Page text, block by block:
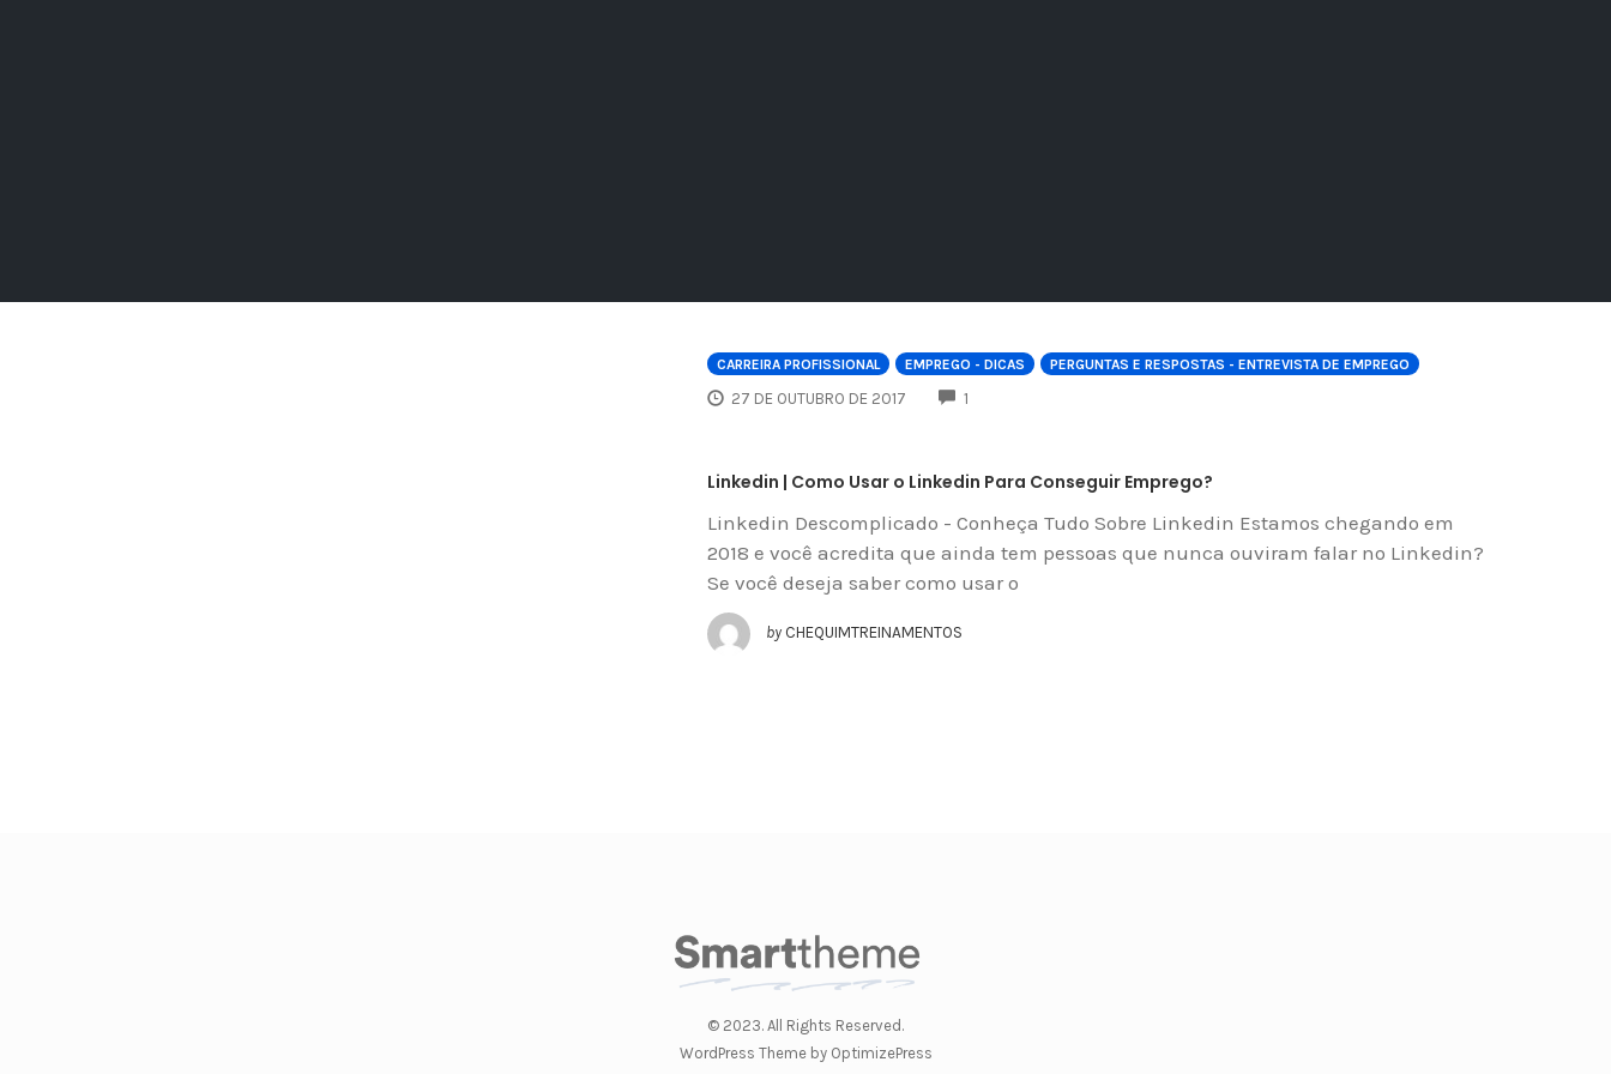
CARREIRA PROFISSIONAL EMPREGO - DICAS PERGUNTAS E RESPOSTAS - ENTREVISTA DE EMPREGO
27 DE OUTUBRO DE 2017 1
Linkedin | Como Usar o Linkedin Para Conseguir Emprego?
Linkedin Descomplicado - Conheça Tudo Sobre Linkedin Estamos chegando em
2018 e você acredita que ainda tem pessoas que nunca ouviram falar no Linkedin?
Se você deseja saber como usar o
by CHEQUIMTREINAMENTOS
© 2023. All Rights Reserved.
WordPress Theme by OptimizePress